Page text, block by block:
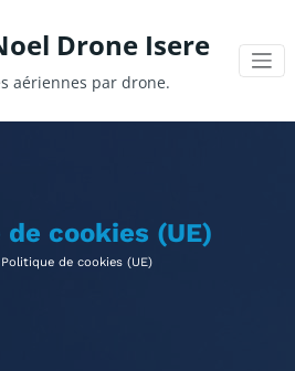
Drone Isere
aériennes par drone.
cookies (UE)
Politique de cookies (UE)